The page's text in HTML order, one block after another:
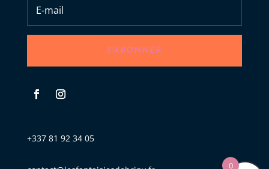
S'ABONNER
+337 81 92 34 05
0